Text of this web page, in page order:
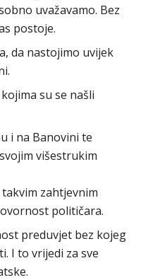
uvažavamo. Bez
postoje.
da nastojimo uvijek
su se našli
i na Banovini te
višestrukim
zahtjevnim
političara.
preduvjet bez kojeg
I to vrijedi za sve